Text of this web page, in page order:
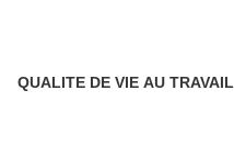
QUALITE DE VIE AU TRAVAIL